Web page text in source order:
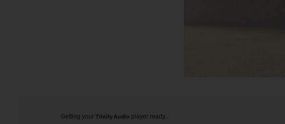
Getting your Trinity Audio player ready...